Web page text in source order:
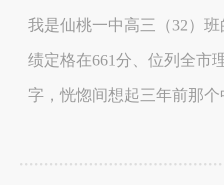
我是仙桃一中高三（32）
绩定格在661分、位列全市
字，恍惚间想起三年前那